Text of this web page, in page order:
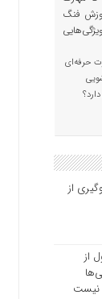
حرفه‌ای
از
از
نیست